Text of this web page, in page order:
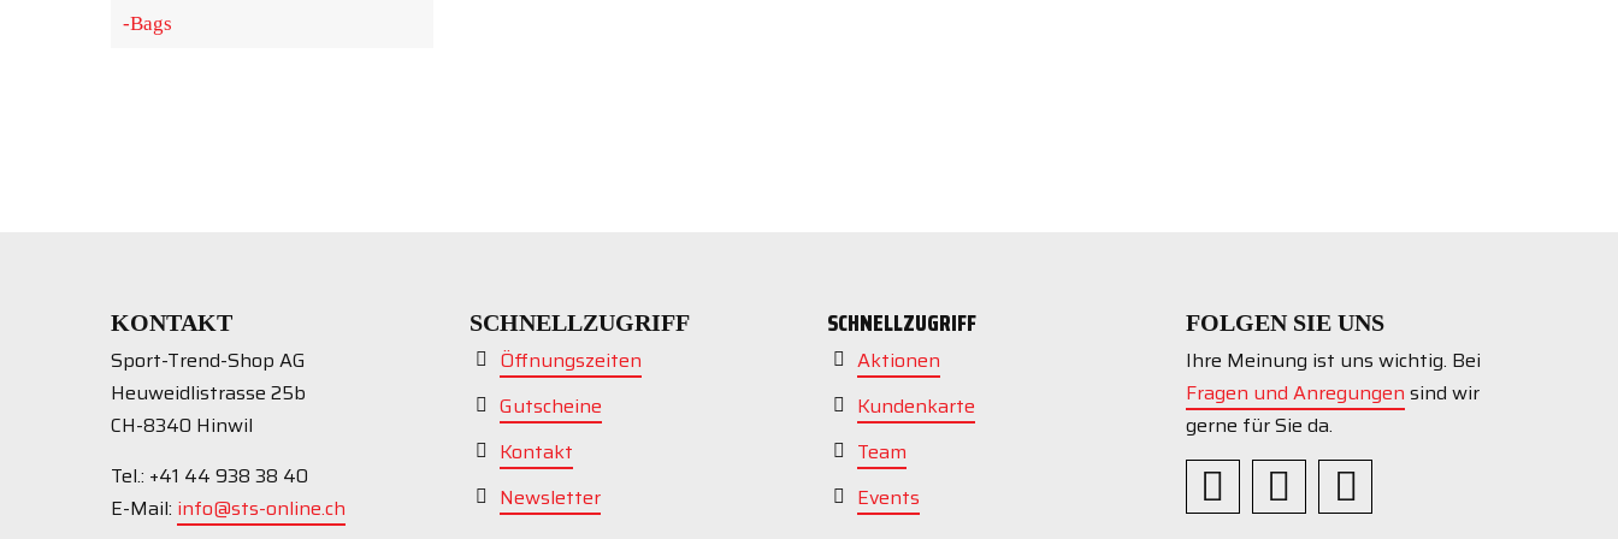
-Bags
KONTAKT
Sport-Trend-Shop AG
Heuweidlistrasse 25b
CH-8340 Hinwil
Tel.: +41 44 938 38 40
E-Mail: info@sts-online.ch
SCHNELLZUGRIFF
Öffnungszeiten
Gutscheine
Kontakt
Newsletter
SCHNELLZUGRIFF
Aktionen
Kundenkarte
Team
Events
FOLGEN SIE UNS
Ihre Meinung ist uns wichtig. Bei
Fragen und Anregungen sind wir
gerne für Sie da.